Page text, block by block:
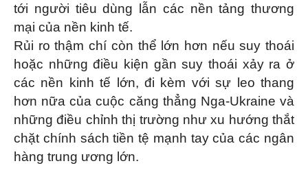
tới người tiêu dùng lẫn các nền tảng thương
mại của nền kinh tế.
Rủi ro thậm chí còn thể lớn hơn nếu suy thoái
hoặc những điều kiện gần suy thoái xảy ra ở
các nền kinh tế lớn, đi kèm với sự leo thang
hơn nữa của cuộc căng thẳng Nga-Ukraine và
những điều chỉnh thị trường như xu hướng thắt
chặt chính sách tiền tệ mạnh tay của các ngân
hàng trung ương lớn.